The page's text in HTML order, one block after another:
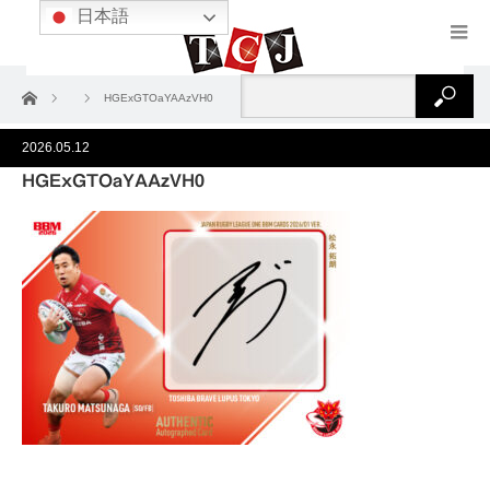
ホーム HGExGTOaYAAzVH0
2026.05.12
HGExGTOaYAAzVH0
日本語